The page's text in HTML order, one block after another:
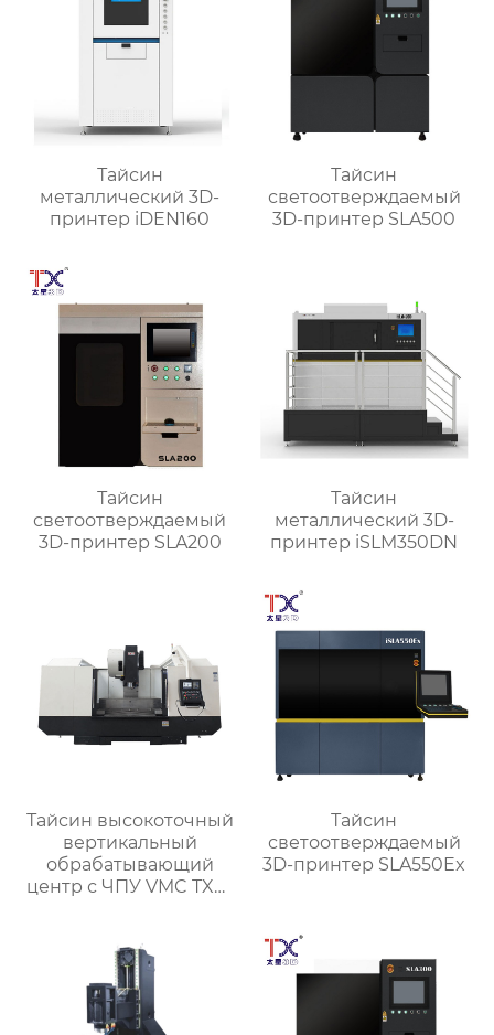
Тайсин
металлический 3D-
принтер iDEN160
Тайсин
светоотверждаемый
3D-принтер SLA500
Тайсин
светоотверждаемый
3D-принтер SLA200
Тайсин
металлический 3D-
принтер iSLM350DN
Тайсин высокоточный
вертикальный
обрабатывающий
центр с ЧПУ VMC TXP-
Тайсин
светоотверждаемый
3D-принтер SLA550Ex